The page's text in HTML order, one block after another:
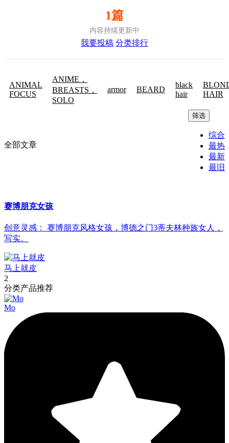
1篇
内容持续更新中
我要投稿 分类排行
ANIMAL
FOCUS
ANIME，
BREASTS，
SOLO
armor BEARD
black
hair
HAIR
全部文章
筛选
综合
最热
最新
最旧
赛博朋克女孩
创意灵感： 赛博朋克风格女孩，博德之门3蒂夫林种族女人，
写实。
马上就皮
2
分类产品推荐
Mo